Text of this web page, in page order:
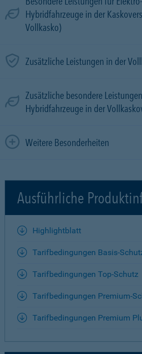
Hybridfahrzeuge in der
Vollkasko)
Zusätzliche Leistungen in der
Zusätzliche besondere
Hybridfahrzeuge in der
Weitere Besonderheiten
Ausführliche
Highlightblatt
Tarifbedingungen Basis-
Tarifbedingungen Top-Schutz
Tarifbedingungen Premium-
Tarifbedingungen Premium